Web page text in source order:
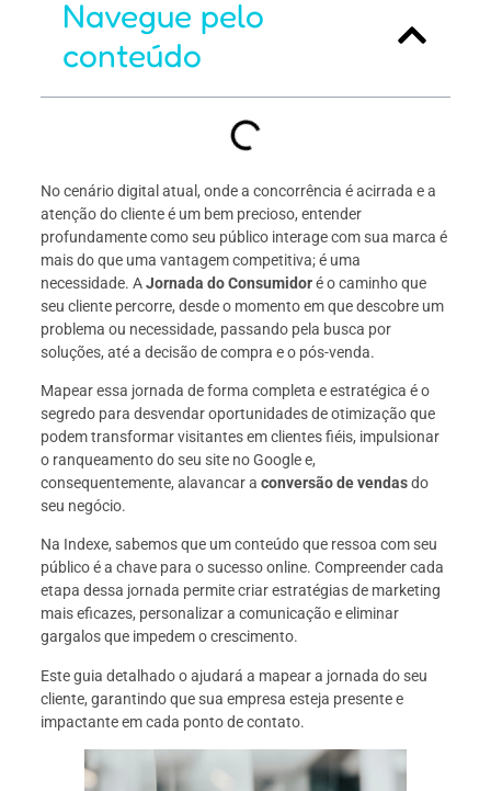
Navegue pelo
conteúdo
No cenário digital atual, onde a concorrência é acirrada e a
atenção do cliente é um bem precioso, entender
profundamente como seu público interage com sua marca é
mais do que uma vantagem competitiva; é uma
necessidade. AJornada do Consumidoré o caminho que
seu cliente percorre, desde o momento em que descobre um
problema ou necessidade, passando pela busca por
soluções, até a decisão de compra e o pós-venda.
Mapear essa jornada de forma completa e estratégica é o
segredo para desvendar oportunidades de otimização que
podem transformar visitantes em clientes fiéis, impulsionar
o ranqueamento do seu site no Google e,
consequentemente, alavancar a conversão de vendasdo
seu negócio.
Na Indexe, sabemos que um conteúdo que ressoa com seu
público é a chave para o sucesso online. Compreender cada
etapa dessa jornada permite criar estratégias de marketing
mais eficazes, personalizar a comunicação e eliminar
gargalos que impedem o crescimento.
Este guia detalhado o ajudará a mapear a jornada do seu
cliente, garantindo que sua empresa esteja presente e
impactante em cada ponto de contato.